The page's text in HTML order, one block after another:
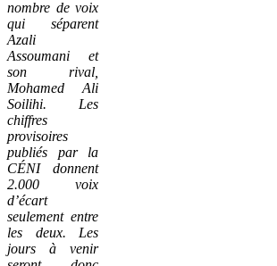
nombre de voix
qui séparent
Azali
Assoumani et
son rival,
Mohamed Ali
Soilihi. Les
chiffres
provisoires
publiés par la
CÉNI donnent
2.000 voix
d’écart
seulement entre
les deux. Les
jours à venir